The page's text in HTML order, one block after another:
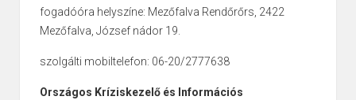
fogadóóra helyszíne: Mezőfalva Rendőrőrs, 2422
Mezőfalva, József nádor 19.
szolgálti mobiltelefon: 06-20/2777638
Országos Kríziskezelő és Információs